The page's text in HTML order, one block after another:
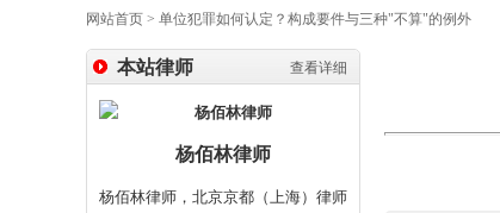
网站首页 > 单位犯罪如何认定？构成要件与三种"不算"的例外
查看详细
本站律师
杨佰林律师
杨佰林律师，北京京都（上海）律师